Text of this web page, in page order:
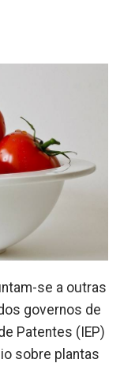
se a outras
governos de
Patentes (IEP)
sobre plantas